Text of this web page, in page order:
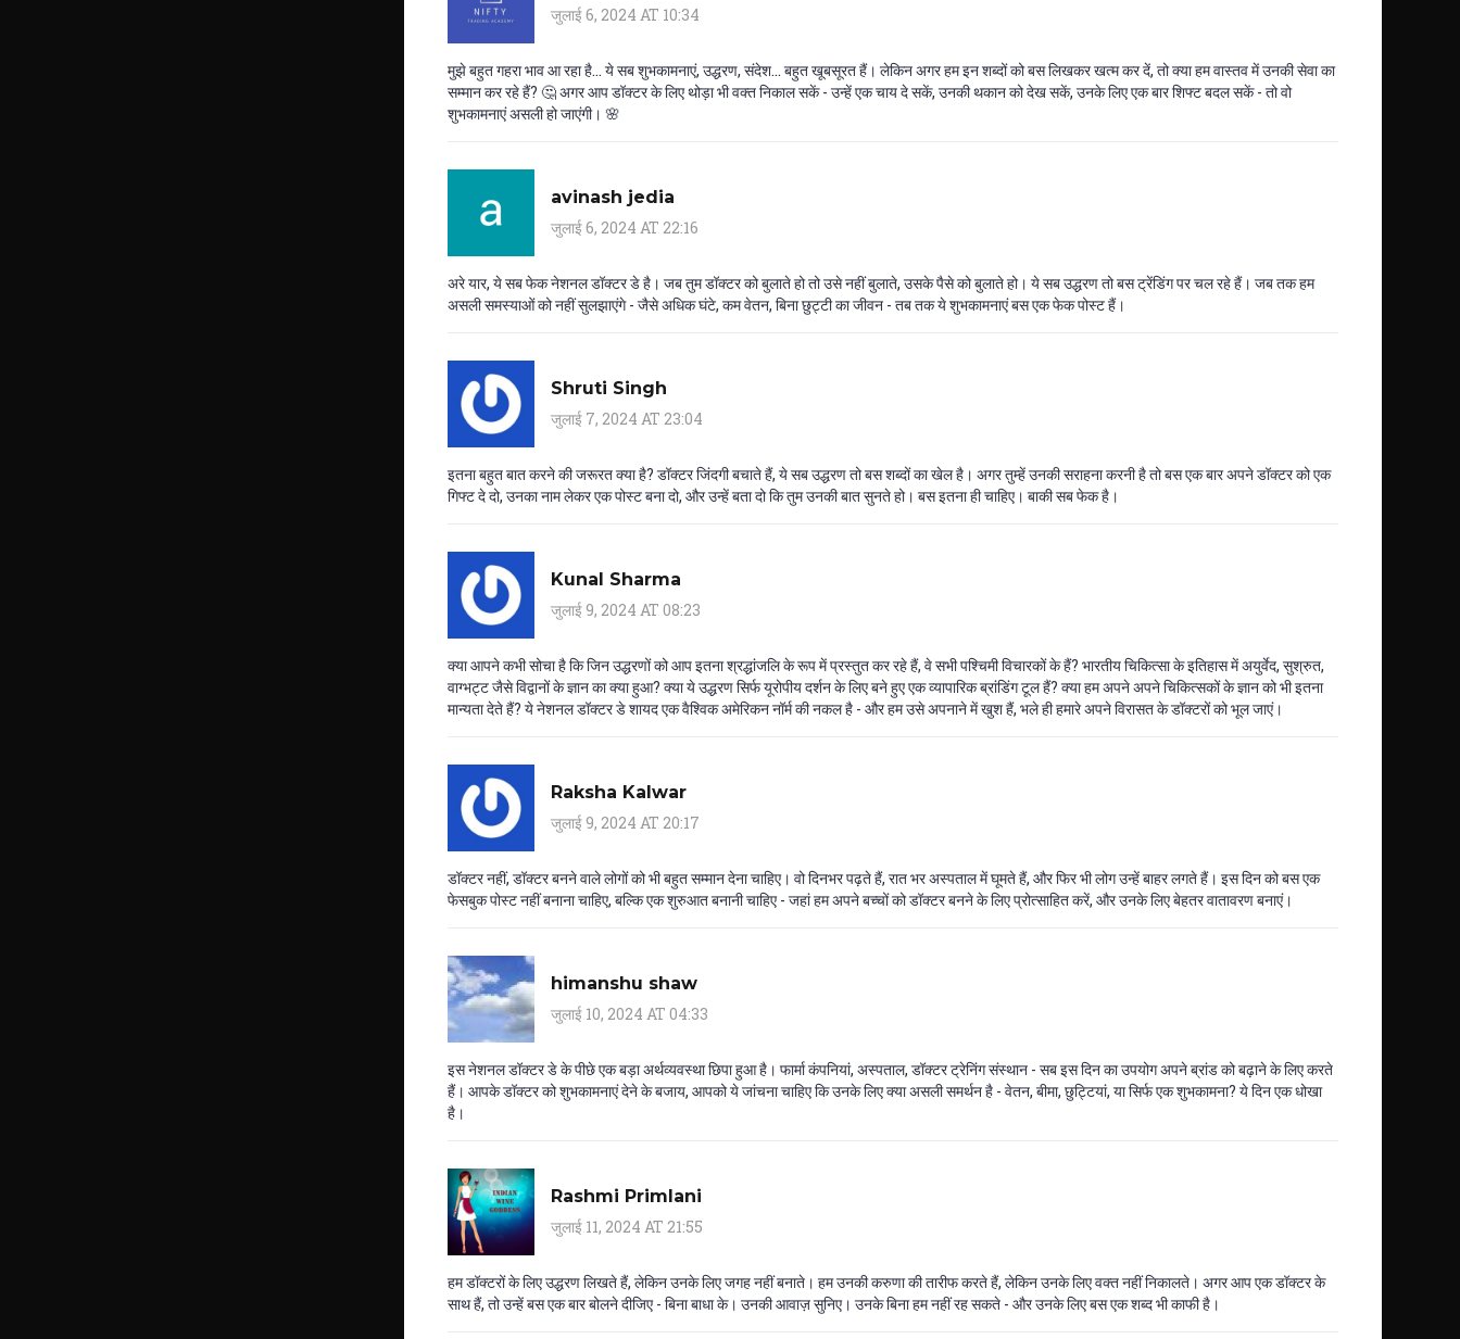
जुलाई 6, 2024 AT 10:34
मुझे बहुत गहरा भाव आ रहा है... ये सब शुभकामनाएं, उद्धरण, संदेश... बहुत खूबसूरत हैं। लेकिन अगर हम इन शब्दों को बस लिखकर खत्म कर दें, तो क्या हम वास्तव में उनकी सेवा का
सम्मान कर रहे हैं? 🤔 अगर आप डॉक्टर के लिए थोड़ा भी वक्त निकाल सकें - उन्हें एक चाय दे सकें, उनकी थकान को देख सकें, उनके लिए एक बार शिफ्ट बदल सकें - तो वो
शुभकामनाएं असली हो जाएंगी। 🌸
avinash jedia
जुलाई 6, 2024 AT 22:16
अरे यार, ये सब फेक नेशनल डॉक्टर डे है। जब तुम डॉक्टर को बुलाते हो तो उसे नहीं बुलाते, उसके पैसे को बुलाते हो। ये सब उद्धरण तो बस ट्रेंडिंग पर चल रहे हैं। जब तक हम
असली समस्याओं को नहीं सुलझाएंगे - जैसे अधिक घंटे, कम वेतन, बिना छुट्टी का जीवन - तब तक ये शुभकामनाएं बस एक फेक पोस्ट हैं।
Shruti Singh
जुलाई 7, 2024 AT 23:04
इतना बहुत बात करने की जरूरत क्या है? डॉक्टर जिंदगी बचाते हैं, ये सब उद्धरण तो बस शब्दों का खेल है। अगर तुम्हें उनकी सराहना करनी है तो बस एक बार अपने डॉक्टर को एक
गिफ्ट दे दो, उनका नाम लेकर एक पोस्ट बना दो, और उन्हें बता दो कि तुम उनकी बात सुनते हो। बस इतना ही चाहिए। बाकी सब फेक है।
Kunal Sharma
जुलाई 9, 2024 AT 08:23
क्या आपने कभी सोचा है कि जिन उद्धरणों को आप इतना श्रद्धांजलि के रूप में प्रस्तुत कर रहे हैं, वे सभी पश्चिमी विचारकों के हैं? भारतीय चिकित्सा के इतिहास में अयुर्वेद, सुश्रुत,
वाग्भट्ट जैसे विद्वानों के ज्ञान का क्या हुआ? क्या ये उद्धरण सिर्फ यूरोपीय दर्शन के लिए बने हुए एक व्यापारिक ब्रांडिंग टूल हैं? क्या हम अपने अपने चिकित्सकों के ज्ञान को भी इतना
मान्यता देते हैं? ये नेशनल डॉक्टर डे शायद एक वैश्विक अमेरिकन नॉर्म की नकल है - और हम उसे अपनाने में खुश हैं, भले ही हमारे अपने विरासत के डॉक्टरों को भूल जाएं।
Raksha Kalwar
जुलाई 9, 2024 AT 20:17
डॉक्टर नहीं, डॉक्टर बनने वाले लोगों को भी बहुत सम्मान देना चाहिए। वो दिनभर पढ़ते हैं, रात भर अस्पताल में घूमते हैं, और फिर भी लोग उन्हें बाहर लगते हैं। इस दिन को बस एक
फेसबुक पोस्ट नहीं बनाना चाहिए, बल्कि एक शुरुआत बनानी चाहिए - जहां हम अपने बच्चों को डॉक्टर बनने के लिए प्रोत्साहित करें, और उनके लिए बेहतर वातावरण बनाएं।
himanshu shaw
जुलाई 10, 2024 AT 04:33
इस नेशनल डॉक्टर डे के पीछे एक बड़ा अर्थव्यवस्था छिपा हुआ है। फार्मा कंपनियां, अस्पताल, डॉक्टर ट्रेनिंग संस्थान - सब इस दिन का उपयोग अपने ब्रांड को बढ़ाने के लिए करते
हैं। आपके डॉक्टर को शुभकामनाएं देने के बजाय, आपको ये जांचना चाहिए कि उनके लिए क्या असली समर्थन है - वेतन, बीमा, छुट्टियां, या सिर्फ एक शुभकामना? ये दिन एक धोखा
है।
Rashmi Primlani
जुलाई 11, 2024 AT 21:55
हम डॉक्टरों के लिए उद्धरण लिखते हैं, लेकिन उनके लिए जगह नहीं बनाते। हम उनकी करुणा की तारीफ करते हैं, लेकिन उनके लिए वक्त नहीं निकालते। अगर आप एक डॉक्टर के
साथ हैं, तो उन्हें बस एक बार बोलने दीजिए - बिना बाधा के। उनकी आवाज़ सुनिए। उनके बिना हम नहीं रह सकते - और उनके लिए बस एक शब्द भी काफी है।